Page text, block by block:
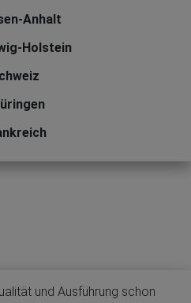
Anhalt
Holstein
und Ausführung schon